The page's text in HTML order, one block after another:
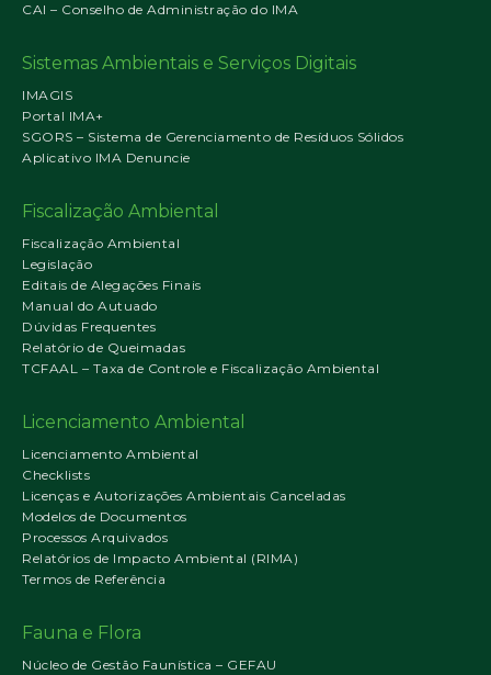
CAI – Conselho de Administração do IMA
Sistemas Ambientais e Serviços Digitais
IMAGIS
Portal IMA+
SGORS – Sistema de Gerenciamento de Resíduos Sólidos
Aplicativo IMA Denuncie
Fiscalização Ambiental
Fiscalização Ambiental
Legislação
Editais de Alegações Finais
Manual do Autuado
Dúvidas Frequentes
Relatório de Queimadas
TCFAAL – Taxa de Controle e Fiscalização Ambiental
Licenciamento Ambiental
Licenciamento Ambiental
Checklists
Licenças e Autorizações Ambientais Canceladas
Modelos de Documentos
Processos Arquivados
Relatórios de Impacto Ambiental (RIMA)
Termos de Referência
Fauna e Flora
Núcleo de Gestão Faunística – GEFAU